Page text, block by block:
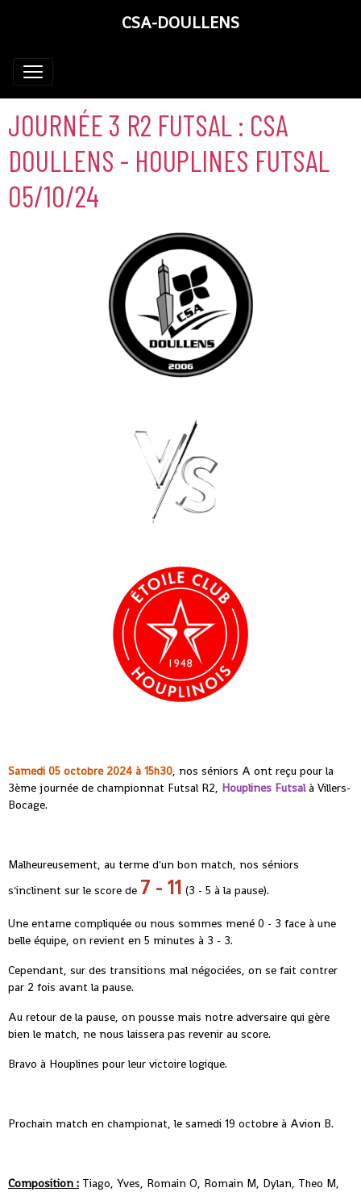
CSA-DOULLENS
JOURNÉE 3 R2 FUTSAL : CSA
DOULLENS - HOUPLINES FUTSAL
05/10/24
Samedi 05 octobre 2024 à 15h30, nos séniors A ont reçu pour la
3ème journée de championnat Futsal R2, Houplines Futsalà Villers-
Bocage.
Malheureusement, au terme d'un bon match, nos séniors
s'inclinent sur le score de 7 - 11 (3 - 5 à la pause).
Une entame compliquée ou nous sommes mené 0 - 3 face à une
belle équipe, on revient en 5 minutes à 3 - 3.
Cependant, sur des transitions mal négociées, on se fait contrer
par 2 fois avant la pause.
Au retour de la pause, on pousse mais notre adversaire qui gère
bien le match, ne nous laissera pas revenir au score.
Bravo à Houplines pour leur victoire logique.
Prochain match en championat, le samedi 19 octobre à Avion B.
Composition : Tiago, Yves, Romain O, Romain M, Dylan, Theo M,